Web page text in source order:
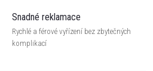
Snadné reklamace
Rychlé a férové vyřízení bez zbytečných
komplikací